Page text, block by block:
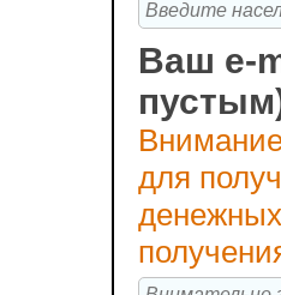
Ваш e-
для